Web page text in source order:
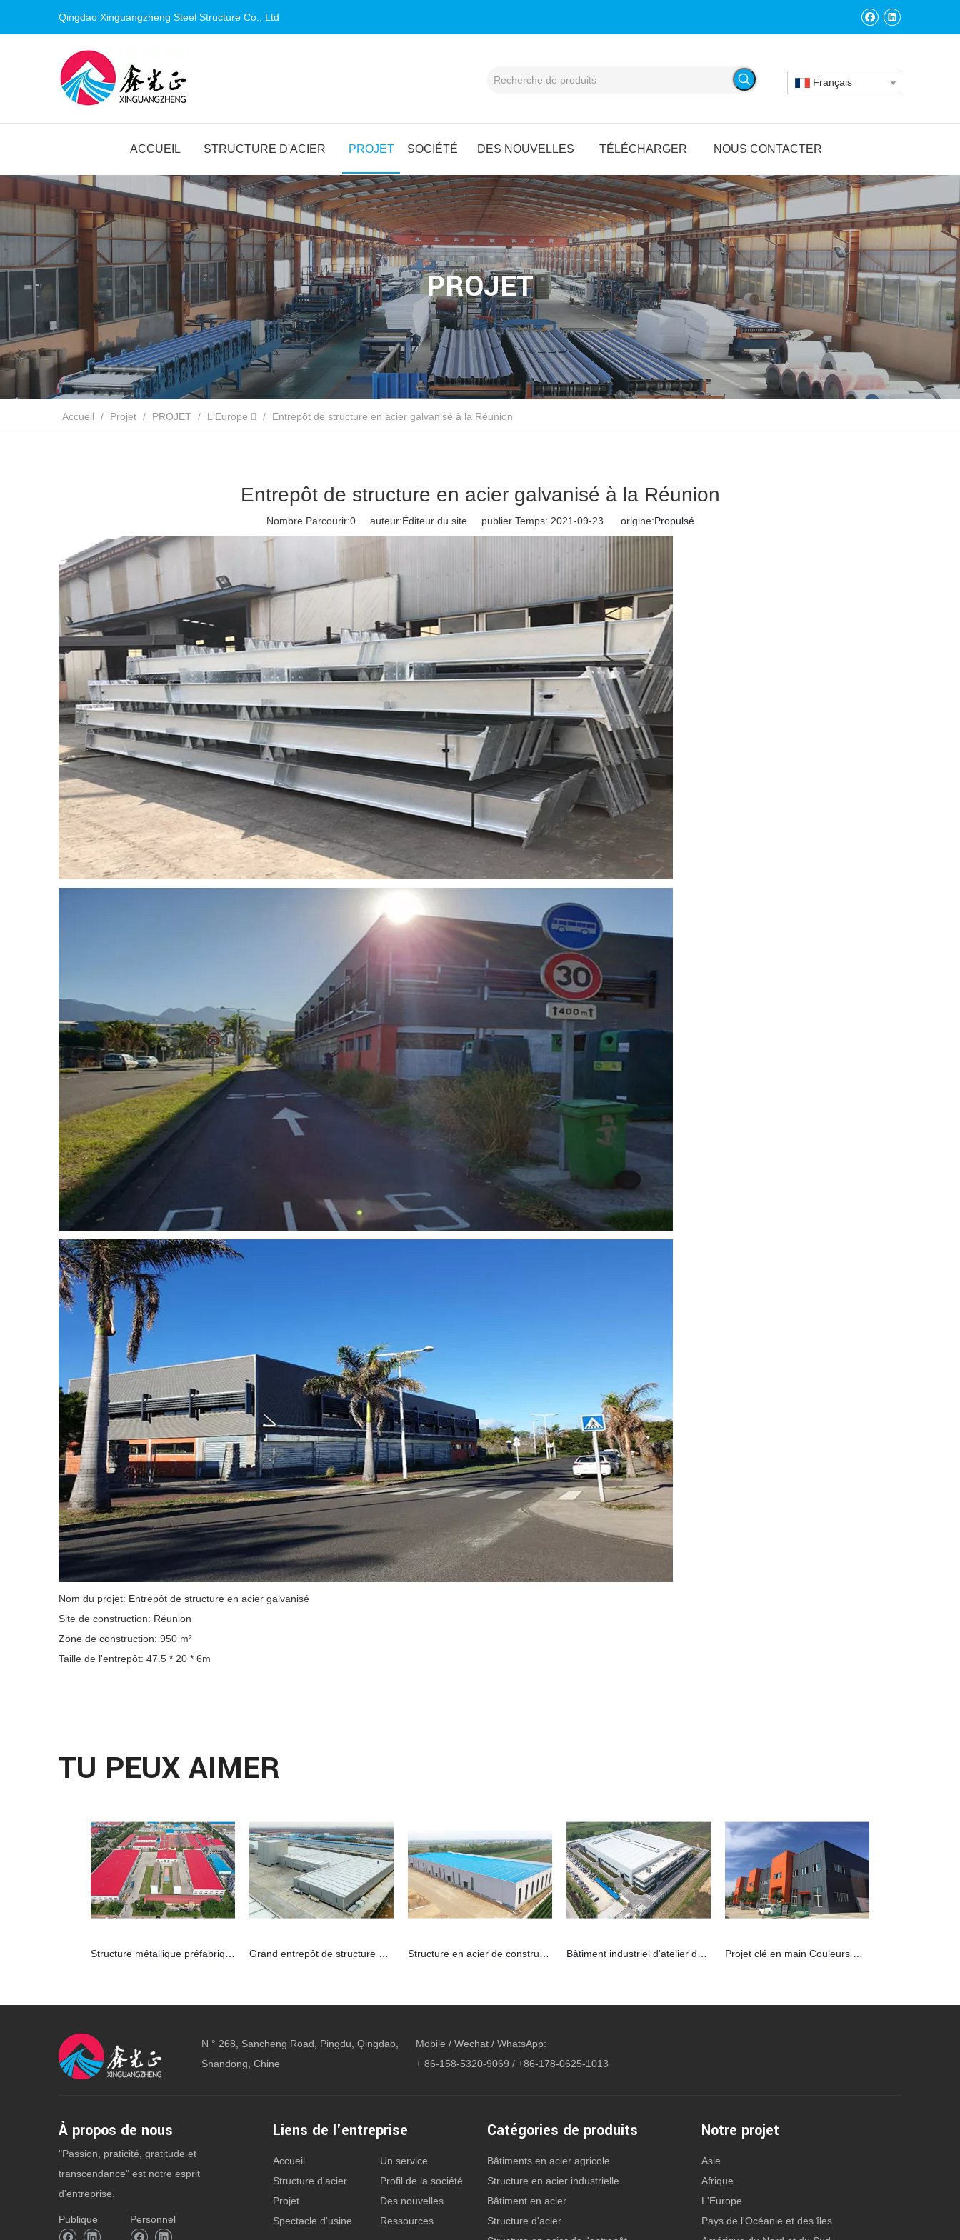
Qingdao Xinguangzheng Steel Structure Co., Ltd
Français
ACCUEIL STRUCTURE D'ACIER PROJET SOCIÉTÉ DES NOUVELLES TÉLÉCHARGER NOUS CONTACTER
PROJET
Accueil / Projet / PROJET / L'Europe  / Entrepôt de structure en acier galvanisé à la Réunion
Entrepôt de structure en acier galvanisé à la Réunion
Nombre Parcourir:0auteur:Éditeur du site publier Temps: 2021-09-23 origine:Propulsé
Nom du projet: Entrepôt de structure en acier galvanisé
Site de construction: Réunion
Zone de construction: 950 m²
Taille de l'entrepôt: 47.5 * 20 * 6m
TU PEUX AIMER
N ° 268, Sancheng Road, Pingdu, Qingdao,
Shandong, Chine
Mobile / Wechat / WhatsApp:
+ 86-158-5320-9069 / +86-178-0625-1013
À propos de nous
"Passion, praticité, gratitude et
transcendance" est notre esprit
d'entreprise.
Publique Personnel
Liens de l'entreprise
Accueil
Structure d'acier
Projet
Spectacle d'usine
Un service
Profil de la société
Des nouvelles
Ressources
Catégories de produits
Bâtiments en acier agricole
Structure en acier industrielle
Bâtiment en acier
Structure d'acier
Notre projet
Asie
Afrique
L'Europe
Pays de l'Océanie et des îles